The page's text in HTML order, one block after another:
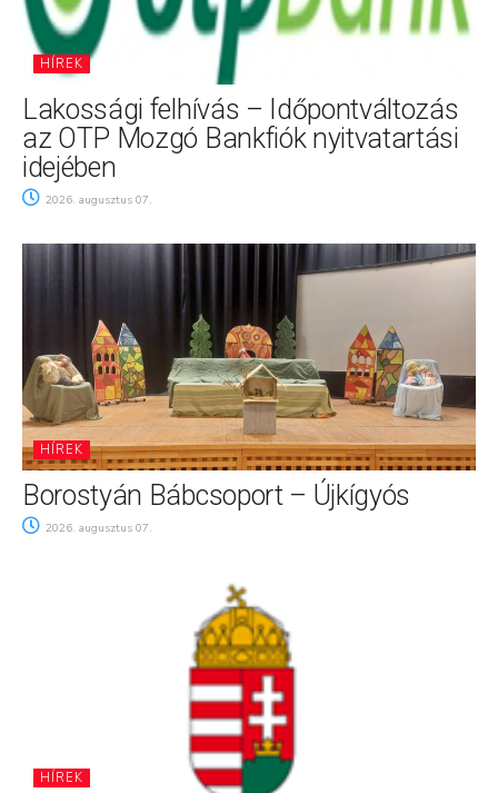
HÍREK
Lakossági felhívás – Időpontváltozás
az OTP Mozgó Bankfiók nyitvatartási
idejében
2026. augusztus 07.
HÍREK
Borostyán Bábcsoport – Újkígyós
2026. augusztus 07.
HÍREK